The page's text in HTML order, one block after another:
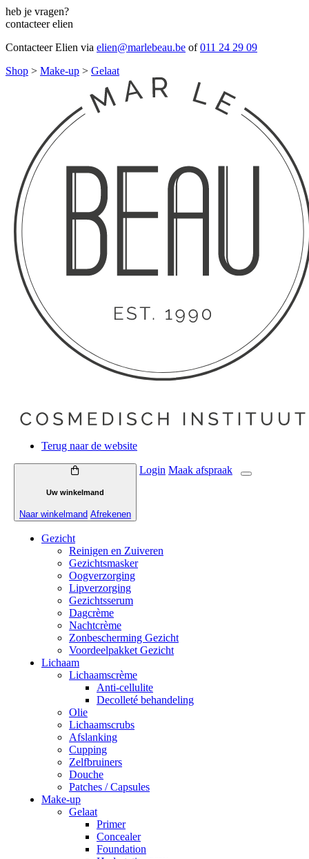
heb je vragen?
contacteer elien
Contacteer Elien via elien@marlebeau.be of011 24 29 09
Shop > Make-up > Gelaat
Terug naar de website
Uw winkelmand
Naar winkelmand Afrekenen
Login Maak afspraak
Gezicht
Reinigen en Zuiveren
Gezichtsmasker
Oogverzorging
Lipverzorging
Gezichtsserum
Dagcrème
Nachtcrème
Zonbescherming Gezicht
Voordeelpakket Gezicht
Lichaam
Lichaamscrème
Anti-cellulite
Decolleté behandeling
Olie
Lichaamscrubs
Afslanking
Cupping
Zelfbruiners
Douche
Patches / Capsules
Make-up
Gelaat
Primer
Concealer
Foundation